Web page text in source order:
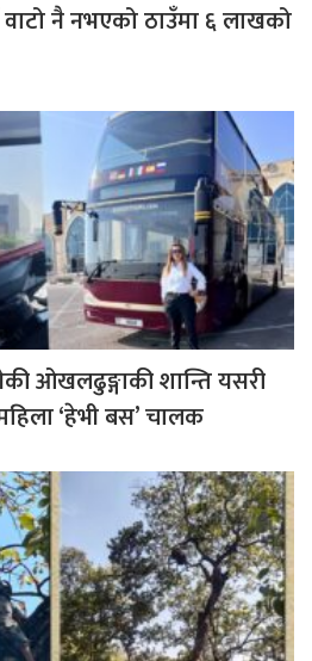
वाटो नै नभएको ठाउँमा ६ लाखको
ओखलढुङ्गाकी शान्ति यसरी
‘हेभी बस’ चालक